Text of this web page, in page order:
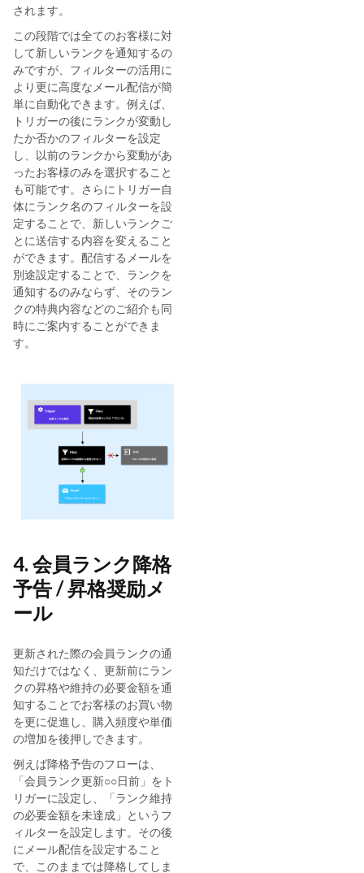
されます。
この段階では全てのお客様に対
して新しいランクを通知するの
みですが、フィルターの活用に
より更に高度なメール配信が簡
単に自動化できます。例えば、
トリガーの後にランクが変動し
たか否かのフィルターを設定
し、以前のランクから変動があ
ったお客様のみを選択すること
も可能です。さらにトリガー自
体にランク名のフィルターを設
定することで、新しいランクご
とに送信する内容を変えること
ができます。配信するメールを
別途設定することで、ランクを
通知するのみならず、そのラン
クの特典内容などのご紹介も同
時にご案内することができま
す。
4. 会員ランク降格
予告 / 昇格奨励メ
ール
更新された際の会員ランクの通
知だけではなく、更新前にラン
クの昇格や維持の必要金額を通
知することでお客様のお買い物
を更に促進し、購入頻度や単価
の増加を後押しできます。
例えば降格予告のフローは、
「会員ランク更新○○日前」をト
リガーに設定し、「ランク維持
の必要金額を未達成」というフ
ィルターを設定します。その後
にメール配信を設定すること
で、このままでは降格してしま